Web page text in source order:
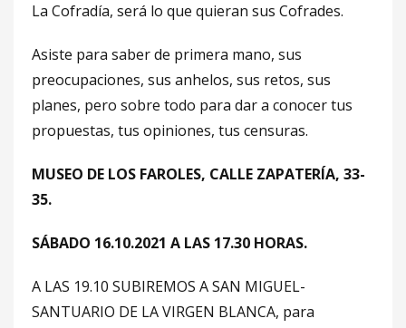
La Cofradía, será lo que quieran sus Cofrades.
Asiste para saber de primera mano, sus
preocupaciones, sus anhelos, sus retos, sus
planes, pero sobre todo para dar a conocer tus
propuestas, tus opiniones, tus censuras.
MUSEO DE LOS FAROLES, CALLE ZAPATERÍA, 33-
35.
SÁBADO 16.10.2021 A LAS 17.30 HORAS.
A LAS 19.10 SUBIREMOS A SAN MIGUEL-
SANTUARIO DE LA VIRGEN BLANCA, para